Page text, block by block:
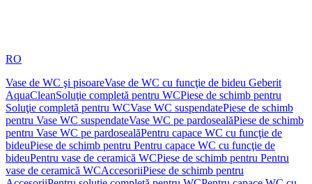
RO
Vase de WC şi pisoareVase de WC cu funcţie de bideu Geberit
AquaCleanSoluţie completă pentru WCPiese de schimb pentru
Soluţie completă pentru WCVase WC suspendatePiese de schimb
pentru Vase WC suspendateVase WC pe pardosealăPiese de schimb
pentru Vase WC pe pardosealăPentru capace WC cu funcţie de
bideuPiese de schimb pentru Pentru capace WC cu funcţie de
bideuPentru vase de ceramică WCPiese de schimb pentru Pentru
vase de ceramică WCAccesoriiPiese de schimb pentru